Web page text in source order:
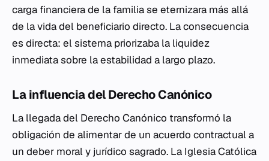
carga financiera de la familia se eternizara más allá
de la vida del beneficiario directo. La consecuencia
es directa: el sistema priorizaba la liquidez
inmediata sobre la estabilidad a largo plazo.
La influencia del Derecho Canónico
La llegada del Derecho Canónico transformó la
obligación de alimentar de un acuerdo contractual a
un deber moral y jurídico sagrado. La Iglesia Católica